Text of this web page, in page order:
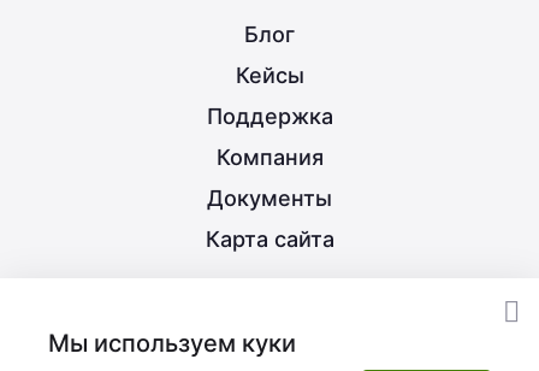
Блог
Кейсы
Поддержка
Компания
Документы
Карта сайта
Мы используем куки